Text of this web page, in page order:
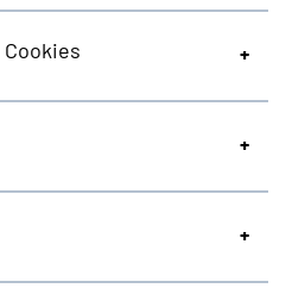
Cookies